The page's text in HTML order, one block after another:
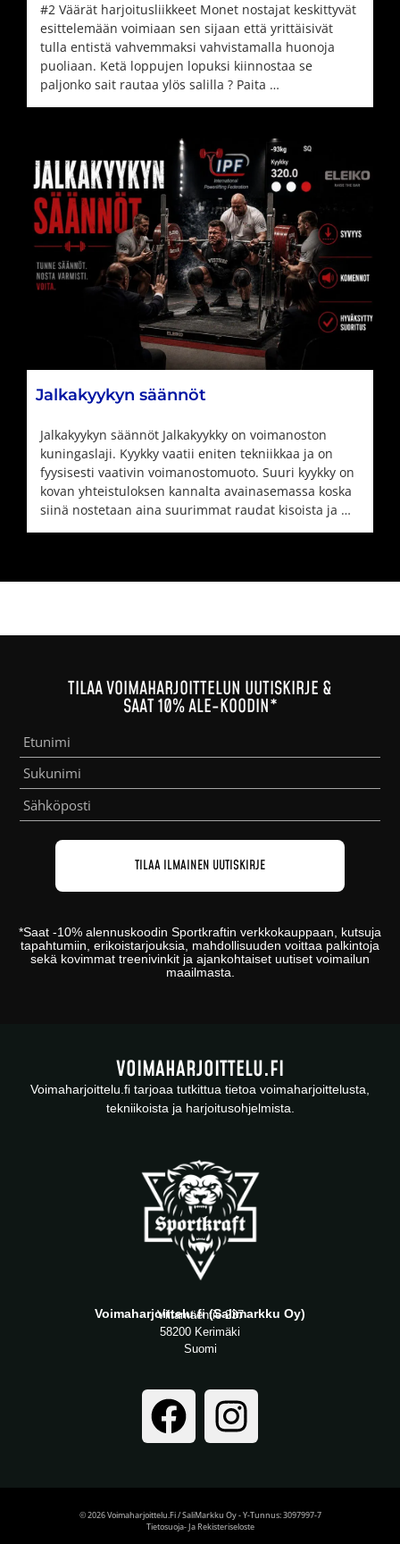
#2 Väärät harjoitusliikkeet Monet nostajat keskittyvät
esittelemään voimiaan sen sijaan että yrittäisivät
tulla entistä vahvemmaksi vahvistamalla huonoja
puoliaan. Ketä loppujen lopuksi kiinnostaa se
paljonko sait rautaa ylös salilla ? Paita …
Jalkakyykyn säännöt
Jalkakyykyn säännöt Jalkakyykky on voimanoston
kuningaslaji. Kyykky vaatii eniten tekniikkaa ja on
fyysisesti vaativin voimanostomuoto. Suuri kyykky on
kovan yhteistuloksen kannalta avainasemassa koska
siinä nostetaan aina suurimmat raudat kisoista ja …
TILAA VOIMAHARJOITTELUN UUTISKIRJE &
SAAT 10% ALE-KOODIN*
*Saat -10% alennuskoodin Sportkraftin verkkokauppaan , kutsuja
tapahtumiin, erikoistarjouksia, mahdollisuuden voittaa palkintoja
sekä kovimmat treenivinkit ja ajankohtaiset uutiset voimailun
maailmasta.
VOIMAHARJOITTELU.FI
Voimaharjoittelu.fi tarjoaa tutkittua tietoa voimaharjoittelusta,
tekniikoista ja harjoitusohjelmista.
Voimaharjoittelu.fi (Salimarkku Oy)
Viitamäentie 237
58200 Kerimäki
Suomi
© 2026 Voimaharjoittelu.fi / SaliMarkku Oy - Y-Tunnus: 3097997-7
Tietosuoja- Ja Rekisteriseloste